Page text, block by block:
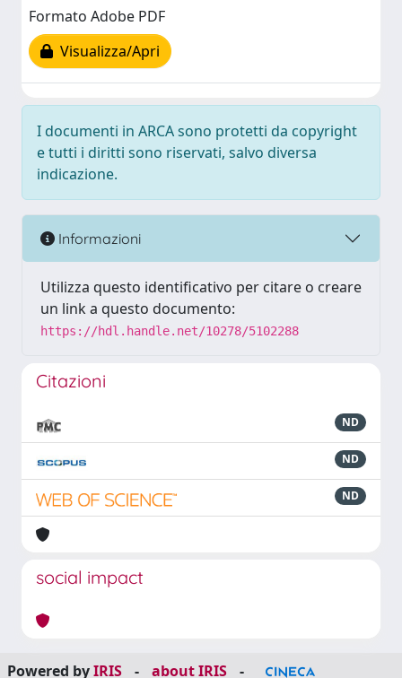
Formato Adobe PDF
Visualizza/Apri
I documenti in ARCA sono protetti da copyright
e tutti i diritti sono riservati, salvo diversa
indicazione.
Informazioni
Utilizza questo identificativo per citare o creare
un link a questo documento:
https://hdl.handle.net/10278/5102288
Citazioni
ND
ND
ND
social impact
Powered byIRIS - about IRIS -